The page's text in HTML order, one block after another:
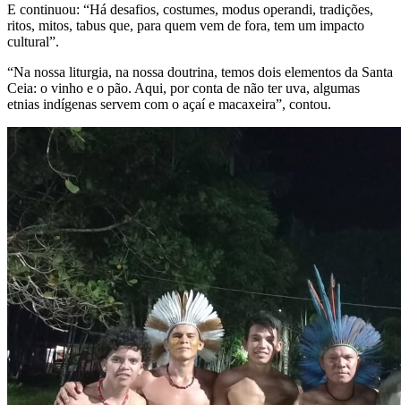
E continuou: “Há desafios, costumes, modus operandi, tradições,
ritos, mitos, tabus que, para quem vem de fora, tem um impacto
cultural”.
“Na nossa liturgia, na nossa doutrina, temos dois elementos da Santa
Ceia: o vinho e o pão. Aqui, por conta de não ter uva, algumas
etnias indígenas servem com o açaí e macaxeira”, contou.